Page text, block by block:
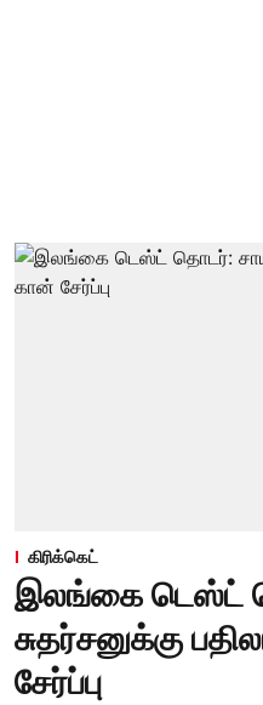
கிரிக்கெட்
இலங்கை டெஸ்ட்
சுதர்சனுக்கு
சேர்ப்பு